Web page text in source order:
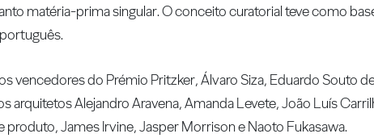
matéria-prima singular. O conceito curatorial teve como
vencedores do Prémio Pritzker, Álvaro Siza, Eduardo Souto
Alejandro Aravena, Amanda Levete, João Luís
produto, James Irvine, Jasper Morrison e Naoto Fukasawa.